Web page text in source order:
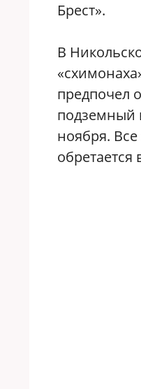
Брест».
В
предпочел
подземный
ноября.